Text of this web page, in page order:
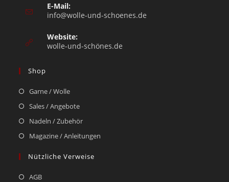
E-Mail:
info@wolle-und-schoenes.de
Website:
wolle-und-schönes.de
Shop
Garne / Wolle
Sales / Angebote
Nadeln / Zubehör
Magazine / Anleitungen
Nützliche Verweise
AGB